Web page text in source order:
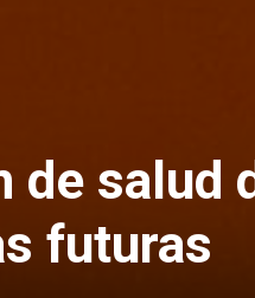
de salud
futuras